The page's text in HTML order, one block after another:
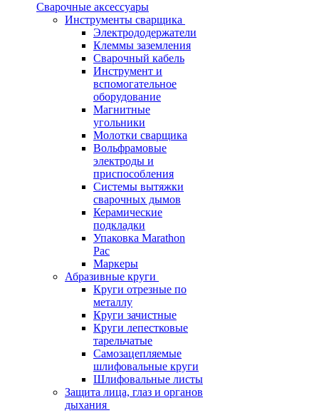
Сварочные аксессуары
Инструменты сварщика
Электрододержатели
Клеммы заземления
Сварочный кабель
Инструмент и
вспомогательное
оборудование
Магнитные
угольники
Молотки сварщика
Вольфрамовые
электроды и
приспособления
Системы вытяжки
сварочных дымов
Керамические
подкладки
Упаковка Marathon
Pac
Маркеры
Абразивные круги
Круги отрезные по
металлу
Круги зачистные
Круги лепестковые
тарельчатые
Самозацепляемые
шлифовальные круги
Шлифовальные листы
Защита лица, глаз и органов
дыхания